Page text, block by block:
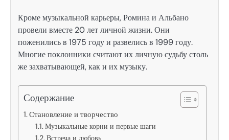
Кроме музыкальной карьеры, Ромина и Альбано
провели вместе 20 лет личной жизни. Они
поженились в 1975 году и развелись в 1999 году.
Многие поклонники считают их личную судьбу столь
же захватывающей, как и их музыку.
Содержание
Становление и творчество
Музыкальные корни и первые шаги
Встреча и любовь